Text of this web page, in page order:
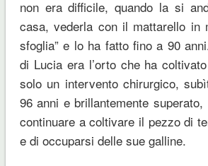
non era difficile, quando la si
casa, vederla con il mattarello in
sfoglia” e lo ha fatto fino a 90
di Lucia era l’orto che ha
solo un intervento chirurgico,
96 anni e brillantemente
continuare a coltivare il pezzo di
e di occuparsi delle sue galline.